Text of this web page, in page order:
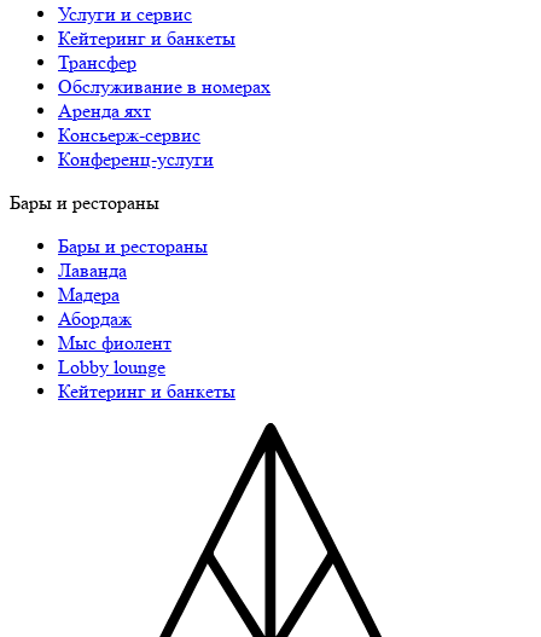
Услуги и сервис
Кейтеринг и банкеты
Трансфер
Обслуживание в номерах
Аренда яхт
Консьерж-сервис
Конференц-услуги
Бары и рестораны
Бары и рестораны
Лаванда
Мадера
Абордаж
Мыс фиолент
Lobby lounge
Кейтеринг и банкеты